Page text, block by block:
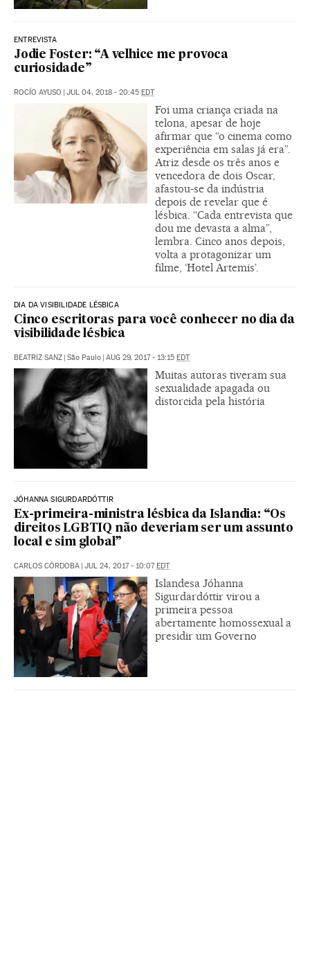
ENTREVISTA
Jodie Foster: “A velhice me provoca
curiosidade”
ROCÍO AYUSO | JUL 04, 2018 - 20:45 EDT
Foi uma criança criada na
telona, apesar de hoje
afirmar que “o cinema como
experiência em salas já era”.
Atriz desde os três anos e
vencedora de dois Oscar,
afastou-se da indústria
depois de revelar que é
lésbica. “Cada entrevista que
dou me devasta a alma”,
lembra. Cinco anos depois,
volta a protagonizar um
filme, ‘Hotel Artemis’.
DIA DA VISIBILIDADE LÉSBICA
Cinco escritoras para você conhecer no dia da
visibilidade lésbica
BEATRIZ SANZ | São Paulo | AUG 29, 2017 - 13:15 EDT
Muitas autoras tiveram sua
sexualidade apagada ou
distorcida pela história
JÓHANNA SIGURDARDÓTTIR
Ex-primeira-ministra lésbica da Islandia: “Os
direitos LGBTIQ não deveriam ser um assunto
local e sim global”
CARLOS CÓRDOBA | JUL 24, 2017 - 10:07EDT
Islandesa Jóhanna
Sigurdardóttir virou a
primeira pessoa
abertamente homossexual a
presidir um Governo